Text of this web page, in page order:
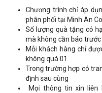
Chương trình chỉ áp
phân phối tại Minh An
Số lượng quà tặng có
mà không cần báo trước
Mỗi khách hàng chỉ
không quá 01
Trong trường hợp có
định sau cùng
Mọi thông tin xin liên